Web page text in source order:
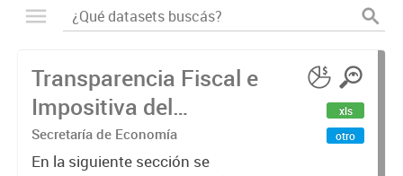
Transparencia Fiscal e
Impositiva del
Municipio. Año 2023
Secretaría de Economía
En la siguiente sección se
xls
otro